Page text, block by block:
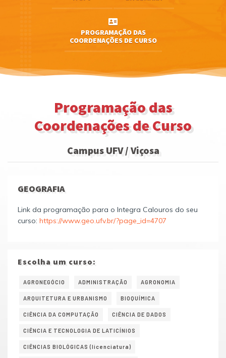
PROGRAMAÇÃO DAS
COORDENAÇÕES DE CURSO
Programação das
Coordenações de Curso
Campus UFV / Viçosa
GEOGRAFIA
Link da programação para o Integra Calouros do seu
curso: https://www.geo.ufv.br/?page_id=4707
Escolha um curso:
AGRONEGÓCIO ADMINISTRAÇÃO AGRONOMIA
ARQUITETURA E URBANISMO BIOQUÍMICA
CIÊNCIA DA COMPUTAÇÃO CIÊNCIA DE DADOS
CIÊNCIA E TECNOLOGIA DE LATICÍNIOS
CIÊNCIAS BIOLÓGICAS (licenciatura)